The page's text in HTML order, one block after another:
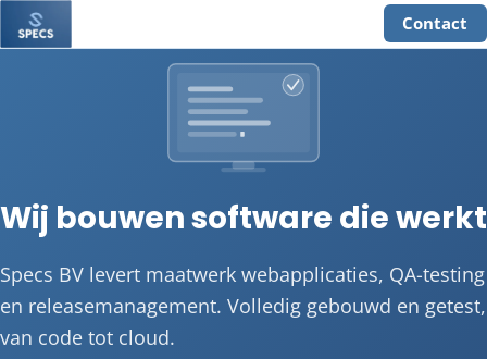
Contact
Wij bouwen software die werkt
Specs BV levert maatwerk webapplicaties, QA-testing
en releasemanagement. Volledig gebouwd en getest,
van code tot cloud.